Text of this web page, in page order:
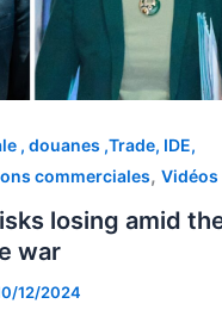
, douanes ,Trade, IDE,
commerciales, Vidéos
losing amid
war
12/2024